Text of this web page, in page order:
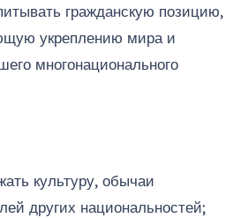
гражданскую позицию,
укреплению мира и
многонационального
культуру, обычаи
других национальностей;